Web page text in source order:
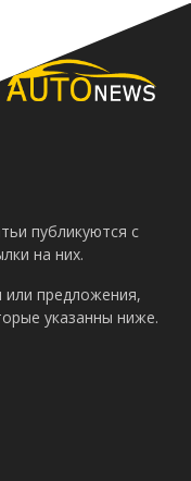
публикуются с
на них.
или предложения,
указанны ниже.